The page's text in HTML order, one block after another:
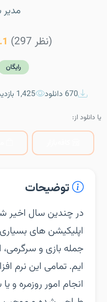
(297 نظر)
رایگان
670 دانلود 1,425 بازدید
یا دانلود از:
توضیحات
در چندین سال اخیر
اپلیکیشن های
جمله بازی و سرگرمی،
ایم. تمامی این نرم
انجام امور روزمره و